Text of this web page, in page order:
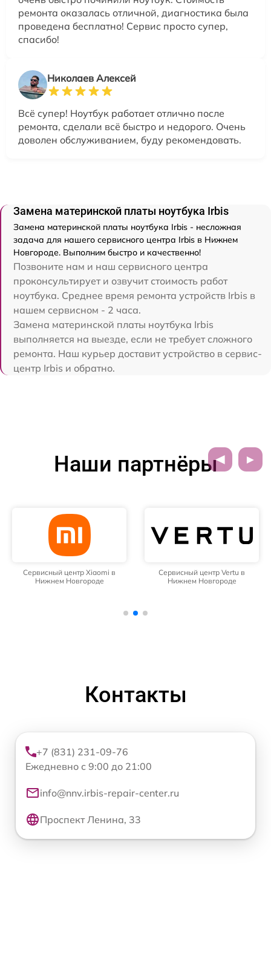
ремонта оказалась отличной, диагностика была
проведена бесплатно! Сервис просто супер,
спасибо!
Николаев Алексей
Всё супер! Ноутбук работает отлично после
ремонта, сделали всё быстро и недорого. Очень
доволен обслуживанием, буду рекомендовать.
Замена материнской платы ноутбука Irbis
Замена материнской платы ноутбука Irbis - несложная
задача для нашего сервисного центра Irbis в Нижнем
Новгороде. Выполним быстро и качественно!
Позвоните нам и наш сервисного центра
проконсультирует и озвучит стоимость работ
ноутбука. Среднее время ремонта устройств Irbis в
нашем сервисном - 2 часа.
Замена материнской платы ноутбука Irbis
выполняется на выезде, если не требует сложного
ремонта. Наш курьер доставит устройство в сервис-
центр Irbis и обратно.
Наши партнёры
Сервисный центр Xiaomi в
Нижнем Новгороде
Сервисный центр Vertu в
Нижнем Новгороде
Контакты
+7 (831) 231-09-76
Ежедневно с 9:00 до 21:00
info@nnv.irbis-repair-center.ru
Проспект Ленина, 33